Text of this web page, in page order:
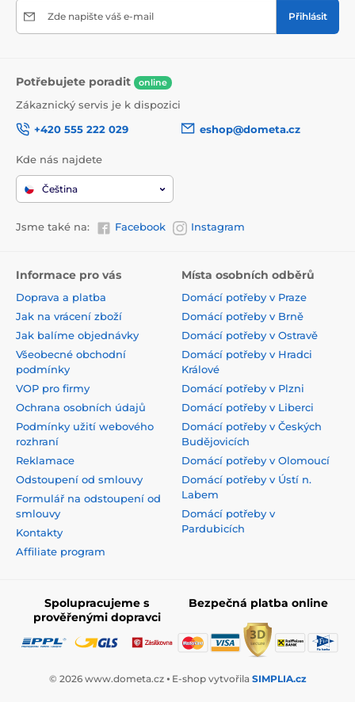
Zde napište váš e-mail Přihlásit
Potřebujete poradit online
Zákaznický servis je k dispozici
+420 555 222 029
eshop@dometa.cz
Kde nás najdete
Čeština
Jsme také na: Facebook Instagram
Informace pro vás
Doprava a platba
Jak na vrácení zboží
Jak balíme objednávky
Všeobecné obchodní
podmínky
VOP pro firmy
Ochrana osobních údajů
Podmínky užití webového
rozhraní
Reklamace
Odstoupení od smlouvy
Formulář na odstoupení od
smlouvy
Kontakty
Affiliate program
Místa osobních odběrů
Domácí potřeby v Praze
Domácí potřeby v Brně
Domácí potřeby v Ostravě
Domácí potřeby v Hradci
Králové
Domácí potřeby v Plzni
Domácí potřeby v Liberci
Domácí potřeby v Českých
Budějovicích
Domácí potřeby v Olomoucí
Domácí potřeby v Ústí n.
Labem
Domácí potřeby v
Pardubicích
Spolupracujeme s
prověřenými dopravci
Bezpečná platba online
© 2026 www.dometa.cz ⦁ E-shop vytvořila SIMPLIA.cz